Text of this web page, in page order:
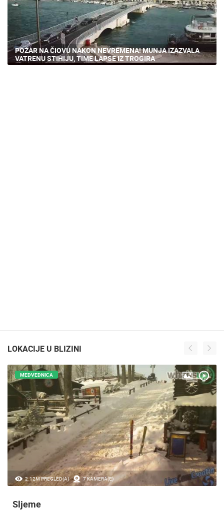
POŽAR NA ČIOVU NAKON NEVREMENA! MUNJA IZAZVALA
VATRENU STIHIJU, TIME LAPSE IZ TROGIRA
LOKACIJE U BLIZINI
2.12M PREGLED(A) 7 KAMERA(E)
MEDVEDNICA
Sljeme